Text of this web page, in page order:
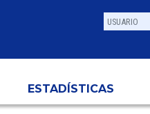
ESTADÍSTICAS